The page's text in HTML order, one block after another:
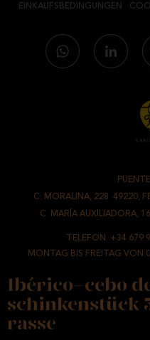
Ibérico-cebo
schinkenstück
rasse
EINKAUFSBEDINGUNGEN
C. MORALINA, 228. 49220,
C. MARÍA AUXILIADORA,
TELEFON. +34 679
MONTAG BIS FREITAG VON